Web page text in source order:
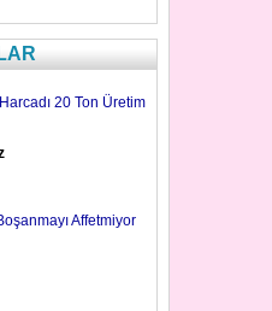
20 Ton Üretim
Affetmiyor